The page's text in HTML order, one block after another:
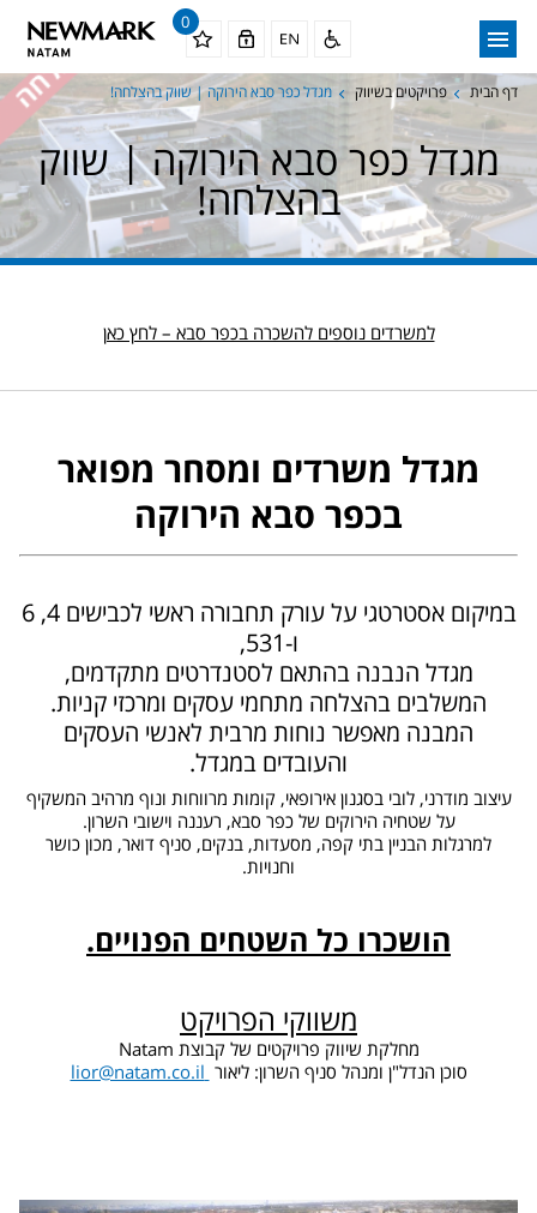
0
דף הבית פרויקטים בשיווק מגדל כפר סבא הירוקה | שווק בהצלחה!
מגדל כפר סבא הירוקה | שווק
בהצלחה!
למשרדים נוספים להשכרה בכפר סבא – לחץ כאן
מגדל משרדים ומסחר מפואר
בכפר סבא הירוקה
במיקום אסטרטגי על עורק תחבורה ראשי לכבישים 4, 6
ו-531,
מגדל הנבנה בהתאם לסטנדרטים מתקדמים,
המשלבים בהצלחה מתחמי עסקים ומרכזי קניות.
המבנה מאפשר נוחות מרבית לאנשי העסקים
והעובדים במגדל.
עיצוב מודרני, לובי בסגנון אירופאי, קומות מרווחות ונוף מרהיב המשקיף
על שטחיה הירוקים של כפר סבא, רעננה וישובי השרון.
למרגלות הבניין בתי קפה, מסעדות, בנקים, סניף דואר, מכון כושר
וחנויות.
הושכרו כל השטחים הפנויים.
משווקי הפרויקט
מחלקת שיווק פרויקטים של קבוצת Natam
סוכן הנדל"ן ומנהל סניף השרון: ליאור lior@natam.co.il